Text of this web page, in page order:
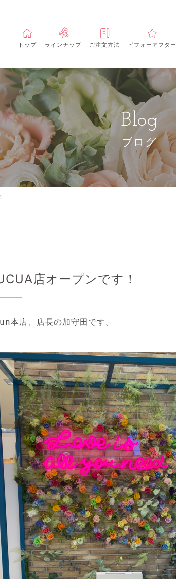
トップ ラインナップ ご注文方法 ビフォーアフター
Blog
ブログ
店オープンです！